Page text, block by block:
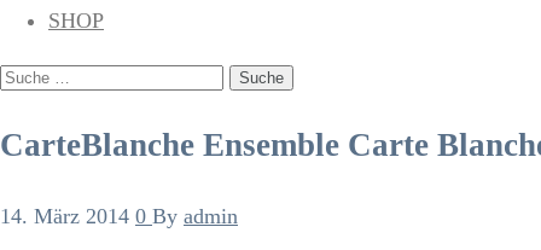
SHOP
SUCHE
CarteBlanche Ensemble Carte
14. März 2014 0 By admin